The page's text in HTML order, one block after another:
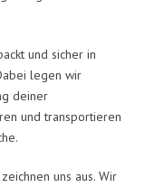
und sicher in
legen wir
deiner
und transportieren
uns aus. Wir